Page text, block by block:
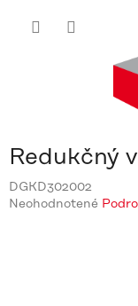
Redukčný
DGKD302002
Priemerné
Neohodnotené